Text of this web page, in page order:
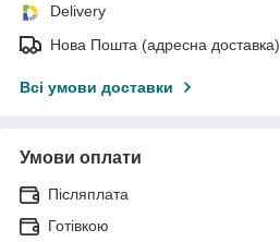
Delivery
Нова Пошта (адресна доставка)
Всі умови доставки
Умови оплати
Післяплата
Готівкою